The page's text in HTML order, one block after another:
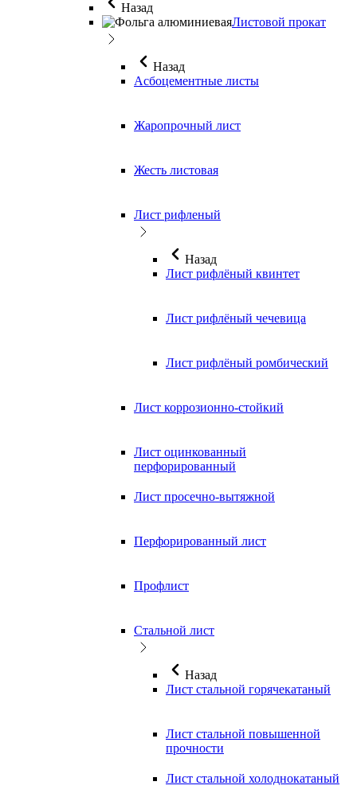
Назад
Листовой прокат
Назад
Асбоцементные листы
Жаропрочный лист
Жесть листовая
Лист рифленый
Назад
Лист рифлёный квинтет
Лист рифлёный чечевица
Лист рифлёный ромбический
Лист коррозионно-стойкий
Лист оцинкованный
перфорированный
Лист просечно-вытяжной
Перфорированный лист
Профлист
Стальной лист
Назад
Лист стальной горячекатаный
Лист стальной повышенной
прочности
Лист стальной холоднокатаный